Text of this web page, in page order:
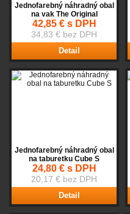
Jednofarebný náhradný obal
na vak The Original
42,85 € s DPH
34,83 € bez DPH
Detail
Jednofarebný náhradný obal
na taburetku Cube S
24,80 € s DPH
20,17 € bez DPH
Detail